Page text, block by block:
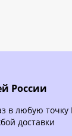
России
в любую точку
доставки